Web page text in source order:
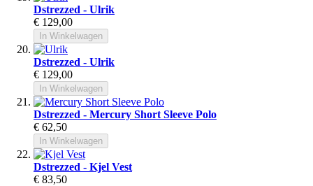
Dstrezzed - Ulrik
€ 129,00
In Winkelwagen
Dstrezzed - Ulrik
€ 129,00
In Winkelwagen
Dstrezzed - Mercury Short Sleeve Polo
€ 62,50
In Winkelwagen
Dstrezzed - Kjel Vest
€ 83,50